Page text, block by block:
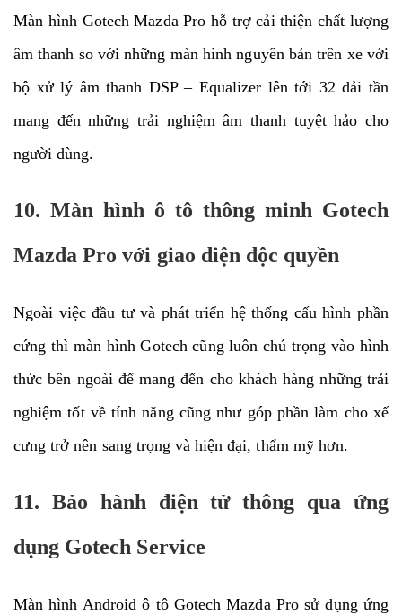
Màn hình Gotech Mazda Pro hỗ trợ cải thiện chất lượng
âm thanh so với những màn hình nguyên bản trên xe với
bộ xử lý âm thanh DSP – Equalizer lên tới 32 dải tần
mang đến những trải nghiệm âm thanh tuyệt hảo cho
người dùng.
10. Màn hình ô tô thông minh Gotech
Mazda Pro với giao diện độc quyền
Ngoài việc đầu tư và phát triển hệ thống cấu hình phần
cứng thì màn hình Gotech cũng luôn chú trọng vào hình
thức bên ngoài để mang đến cho khách hàng những trải
nghiệm tốt về tính năng cũng như góp phần làm cho xế
cưng trở nên sang trọng và hiện đại, thẩm mỹ hơn.
11. Bảo hành điện tử thông qua ứng
dụng Gotech Service
Màn hình Android ô tô Gotech Mazda Pro sử dụng ứng